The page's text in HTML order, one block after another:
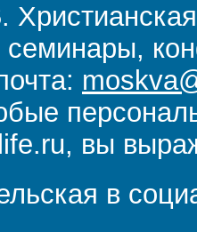
вы
в